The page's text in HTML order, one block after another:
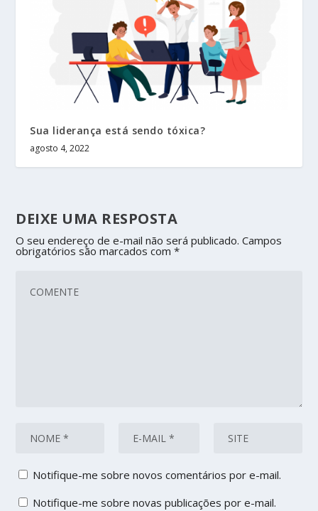
Sua liderança está sendo tóxica?
agosto 4, 2022
DEIXE UMA RESPOSTA
O seu endereço de e-mail não será publicado. Campos
obrigatórios são marcados com*
Notifique-me sobre novos comentários por e-mail.
Notifique-me sobre novas publicações por e-mail.